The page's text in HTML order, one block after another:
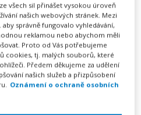
a těšíme se, že vám i letos
našich vzorů -
agendy.
všech sil přinášet vysokou úroveň
našich webových stránek. Mezi
správně fungovalo vyhledávání,
reklamou nebo abychom měli
Proto od Vás potřebujeme
cookies, tj. malých souborů, které
Předem děkujeme za udělení
našich služeb a přizpůsobení
Oznámení o ochraně osobních